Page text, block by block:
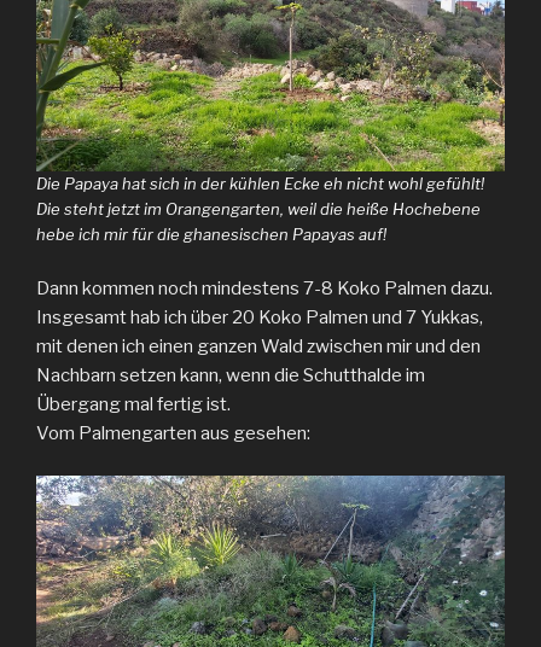
Die Papaya hat sich in der kühlen Ecke eh nicht wohl gefühlt!
Die steht jetzt im Orangengarten, weil die heiße Hochebene
hebe ich mir für die ghanesischen Papayas auf!
Dann kommen noch mindestens 7-8 Koko Palmen dazu.
Insgesamt hab ich über 20 Koko Palmen und 7 Yukkas,
mit denen ich einen ganzen Wald zwischen mir und den
Nachbarn setzen kann, wenn die Schutthalde im
Übergang mal fertig ist.
Vom Palmengarten aus gesehen: